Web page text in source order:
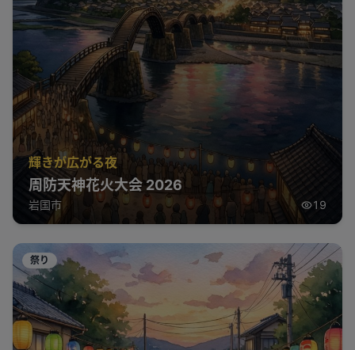
輝きが広がる夜
周防天神花火大会 2026
岩国市 19
祭り